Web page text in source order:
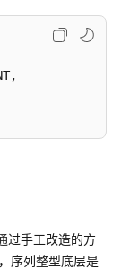
过手工改造的方
序列整型底层是